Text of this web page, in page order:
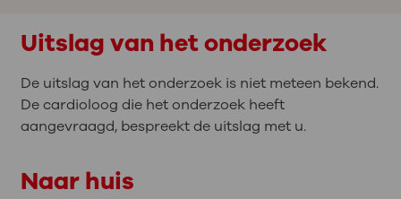
Uitslag van het onderzoek
De uitslag van het onderzoek is niet meteen bekend.
De cardioloog die het onderzoek heeft
aangevraagd, bespreekt de uitslag met u.
Naar huis